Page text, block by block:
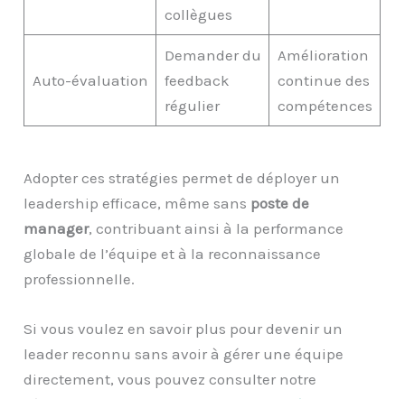
collègues
Auto-évaluation
Demander du
feedback
régulier
Amélioration
continue des
compétences
Adopter ces stratégies permet de déployer un
leadership efficace, même sans poste de
manager, contribuant ainsi à la performance
globale de l’équipe et à la reconnaissance
professionnelle.
Si vous voulez en savoir plus pour devenir un
leader reconnu sans avoir à gérer une équipe
directement, vous pouvez consulter notre